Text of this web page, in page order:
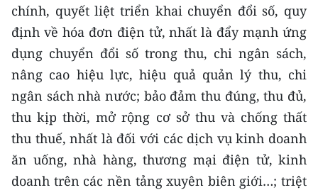
CÁC CHUYÊN TRANG
VỀ BÁO NHÂN DÂN
THỜI NAY
NHÂN DÂN CUỐI TUẦN
NHÂN DÂN HẰNG THÁNG
chính, quyết liệt triển khai chuyển đổi số, quy
định về hóa đơn điện tử, nhất là đẩy mạnh ứng
dụng chuyển đổi số trong thu, chi ngân sách,
nâng cao hiệu lực, hiệu quả quản lý thu, chi
ngân sách nhà nước; bảo đảm thu đúng, thu đủ,
thu kịp thời, mở rộng cơ sở thu và chống thất
thu thuế, nhất là đối với các dịch vụ kinh doanh
ăn uống, nhà hàng, thương mại điện tử, kinh
doanh trên các nền tảng xuyên biên giới…; triệt